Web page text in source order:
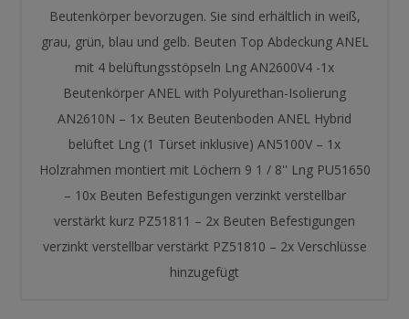
Beutenkörper bevorzugen. Sie sind erhältlich in weiß,
grau, grün, blau und gelb. Beuten Top Abdeckung ANEL
mit 4 belüftungsstöpseln Lng AN2600V4 -1x
Beutenkörper ANEL with Polyurethan-Isolierung
AN2610Ν – 1x Beuten Beutenboden ANEL Hybrid
belüftet Lng (1 Türset inklusive) AN5100V – 1x
Holzrahmen montiert mit Löchern 9 1 / 8'' Lng PU51650
– 10x Beuten Befestigungen verzinkt verstellbar
verstärkt kurz PZ51811 – 2x Beuten Befestigungen
verzinkt verstellbar verstärkt PZ51810 – 2x Verschlüsse
hinzugefügt